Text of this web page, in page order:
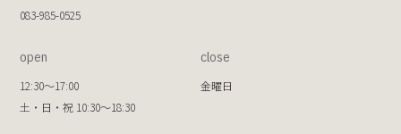
083-985-0525
open
12:30～17:00
土・日・祝 10:30～18:30
close
金曜日